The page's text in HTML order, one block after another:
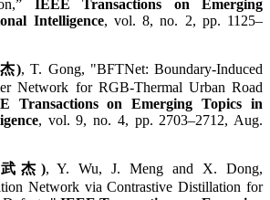
IEEE Transactions on Emerging
Intelligence, vol. 8, no. 2, pp. 1125–
), T. Gong, "BFTNet: Boundary-Induced
Network for RGB-Thermal Urban Road
Transactions on Emerging Topics in
, vol. 9, no. 4, pp. 2703–2712, Aug.
杰), Y. Wu, J. Meng and X. Dong,
Network via Contrastive Distillation for